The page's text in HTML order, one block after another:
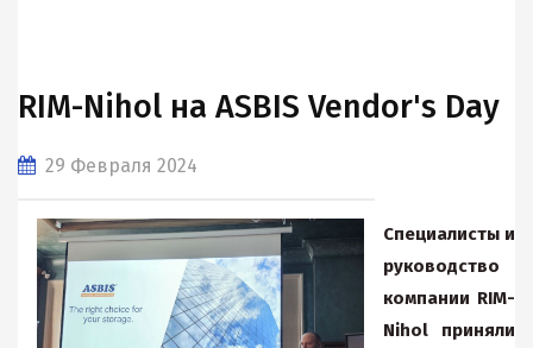
RIM-Nihol на ASBIS Vendor's Day
29 Февраля 2024
Специалисты и
руководство
компании RIM-
Nihol приняли